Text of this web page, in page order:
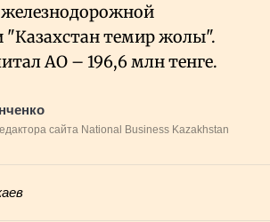
темир жолы".
АО – 196,6 млн тенге.
сайта National Business Kazakhstan